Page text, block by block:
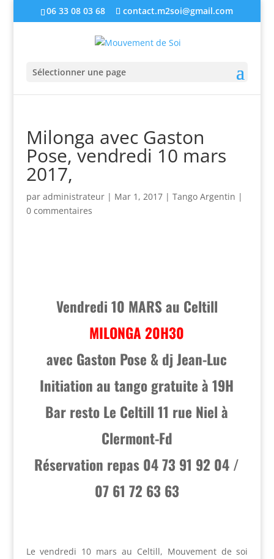
06 33 08 03 68 contact.m2soi@gmail.com
Sélectionner une page
Milonga avec Gaston
Pose, vendredi 10 mars
2017,
par administrateur| Mar 1, 2017| Tango Argentin |
0 commentaires
Vendredi 10 MARS au Celtill
MILONGA 20H30
avec Gaston Pose & dj Jean-Luc
Initiation au tango gratuite à 19H
Bar resto Le Celtill 11 rue Niel à
Clermont-Fd
Réservation repas 04 73 91 92 04 /
07 61 72 63 63
Le vendredi 10 mars au Celtill, Mouvement de soi